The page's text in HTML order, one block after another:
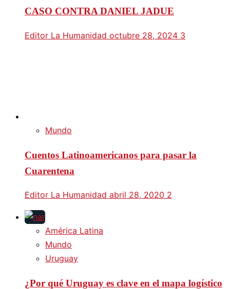
CASO CONTRA DANIEL JADUE
Editor La Humanidad octubre 28, 2024 3
Mundo
Cuentos Latinoamericanos para pasar la
Cuarentena
Editor La Humanidad abril 28, 2020 2
América Latina
Mundo
Uruguay
¿Por qué Uruguay es clave en el mapa logístico